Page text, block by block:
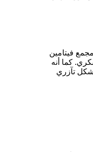
فيتامين
كما أنه
تآزري